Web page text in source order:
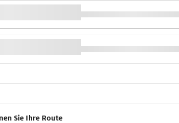
Sie Ihre Route